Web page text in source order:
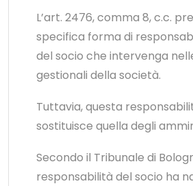
L’art. 2476, comma 8, c.c.
specifica forma di
del socio che intervenga
gestionali della società.
Tuttavia, questa
sostituisce quella degli
Secondo il Tribunale di
responsabilità del socio ha